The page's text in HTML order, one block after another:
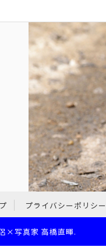
プライバシーポリシー
×写真家 高橋直暉.